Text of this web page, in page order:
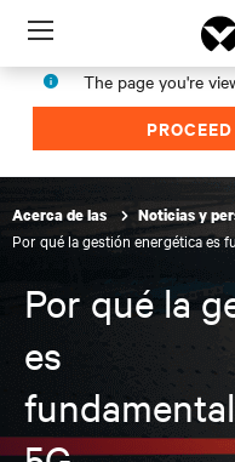
Menu
The page you're
PROCEED
Acerca de las Noticias y
Por qué la gestión energética es
Por qué la
es